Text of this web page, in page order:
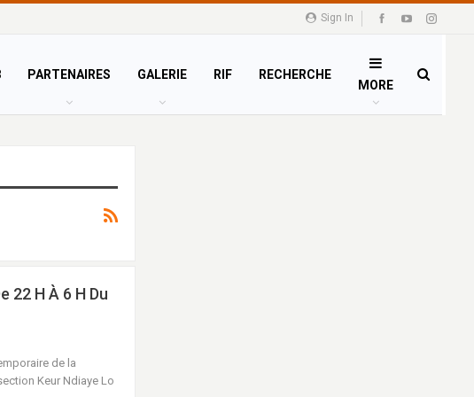
Sign In
PARTENAIRES GALERIE RIF RECHERCHE
MORE
22 H À 6 H Du
de la
Keur Ndiaye Lo